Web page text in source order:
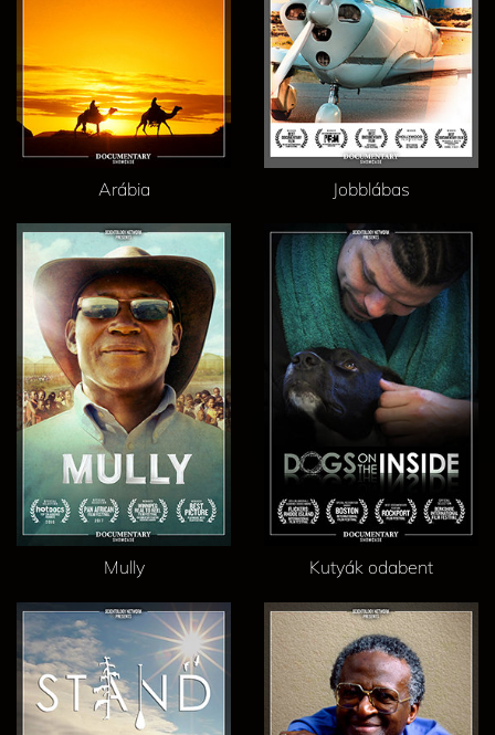
Arábia Jobblábas
Mully Kutyák odabent